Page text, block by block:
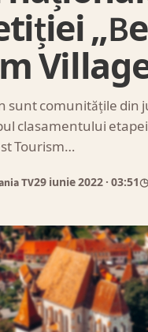
sunt comunitățile din
clasamentului
Tourism…
TV29 iunie 2022 · 03:51